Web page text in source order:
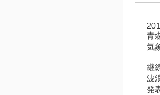
青
気
継
波
発